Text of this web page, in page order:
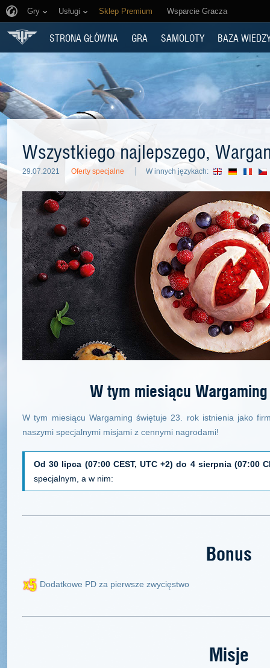
Gry Usługi Sklep Premium Wsparcie Gracza
STRONA GŁÓWNA GRA SAMOLOTY BAZA
Wszystkiego najlepszego,
29.07.2021 Oferty specjalne W innych językach:
W tym miesiącu
W tym miesiącu Wargaming świętuje 23. rok istnienia jako
naszymi specjalnymi misjami z cennymi nagrodami!
Od 30 lipca (07:00 CEST, UTC +2) do 4 sierpnia (07:00
specjalnym, a w nim:
Bonus
Dodatkowe PD za pierwsze zwycięstwo
Misje